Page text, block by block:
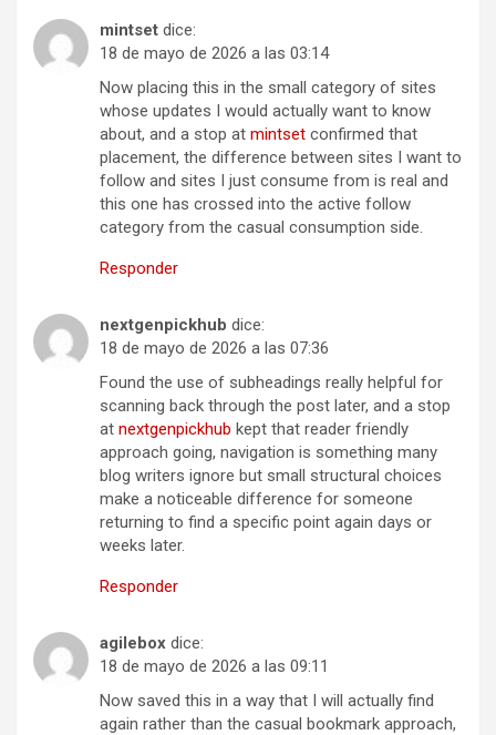
mintset dice:
18 de mayo de 2026 a las 03:14
Now placing this in the small category of sites
whose updates I would actually want to know
about, and a stop at mintset confirmed that
placement, the difference between sites I want to
follow and sites I just consume from is real and
this one has crossed into the active follow
category from the casual consumption side.
Responder
nextgenpickhub dice:
18 de mayo de 2026 a las 07:36
Found the use of subheadings really helpful for
scanning back through the post later, and a stop
at nextgenpickhub kept that reader friendly
approach going, navigation is something many
blog writers ignore but small structural choices
make a noticeable difference for someone
returning to find a specific point again days or
weeks later.
Responder
agilebox dice:
18 de mayo de 2026 a las 09:11
Now saved this in a way that I will actually find
again rather than the casual bookmark approach,